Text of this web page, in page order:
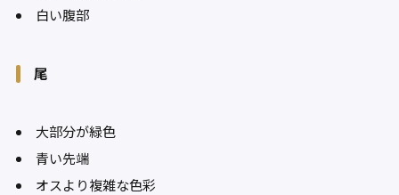
白い腹部
尾
大部分が緑色
青い先端
オスより複雑な色彩